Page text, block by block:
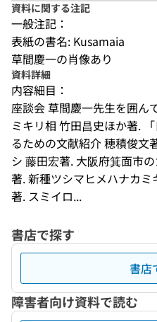
資料に関する注記
一般注記：
表紙の書名: Kusamaia
草間慶一の肖像あり
資料詳細
内容細目：
座談会 草間慶一先生を囲ん
ミキリ相 竹田昌史ほか著.
るための文献紹介 穂積俊文
シ 藤田宏著. 大阪府箕面市
著. 新種ツシマヒメハナカ
著. スミイロ...
書店で探す
書店
障害者向け資料で読む